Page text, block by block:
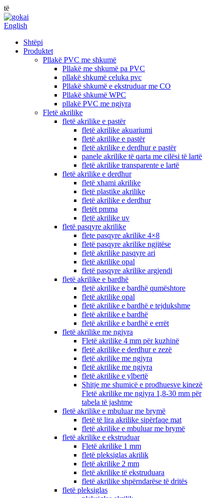
të
English
Shtëpi
Produktet
Pllakë PVC me shkumë
Pllakë me shkumë pa PVC
pllakë shkumë celuka pvc
Pllakë shkumë e ekstruduar me CO
Pllakë shkumë WPC
pllakë PVC me ngjyra
Fletë akrilike
fletë akrilike e pastër
fletë akrilike akuariumi
fletë akrilike e pastër
fletë akrilike e derdhur e pastër
panele akrilike të qarta me cilësi të lartë
fletë akrilike transparente e lartë
fletë akrilike e derdhur
fletë xhami akrilike
fletë plastike akrilike
fletë akrilike e derdhur
fletët pmma
fletë akrilike uv
fletë pasqyre akrilike
flete pasqyre akrilike 4×8
fletë pasqyre akrilike ngjitëse
fletë akrilike pasqyre ari
fletë akrilike opal
fletë pasqyre akrilike argjendi
fletë akrilike e bardhë
fletë akrilike e bardhë qumështore
fletë akrilike opal
fletë akrilike e bardhë e tejdukshme
fletë akrilike e bardhë
fletë akrilike e bardhë e errët
fletë akrilike me ngjyra
Fletë akrilike 4 mm për kuzhinë
fletë akrilike e derdhur e zezë
fletë akrilike me ngjyra
fletë akrilike me ngjyra
fletë akrilike e ylbertë
Shitje me shumicë e prodhuesve kinezë
Fletë akrilike me ngjyra 1,8-30 mm për
tabela të jashtme
fletë akrilike e mbuluar me brymë
fletë të lira akrilike sipërfaqe mat
fletë akrilike e mbuluar me brymë
fletë akrilike e ekstruduar
Fletë akrilike 1 mm
fletë pleksiglas akrilik
fletë akrilike 2 mm
fletë akrilike të ekstruduara
fletë akrilike shpërndarëse të dritës
fletë pleksiglas